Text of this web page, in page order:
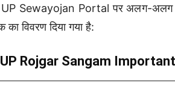
Sewayojan Portal पर अलग-अलग
का विवरण दिया गया है:
Rojgar Sangam Important